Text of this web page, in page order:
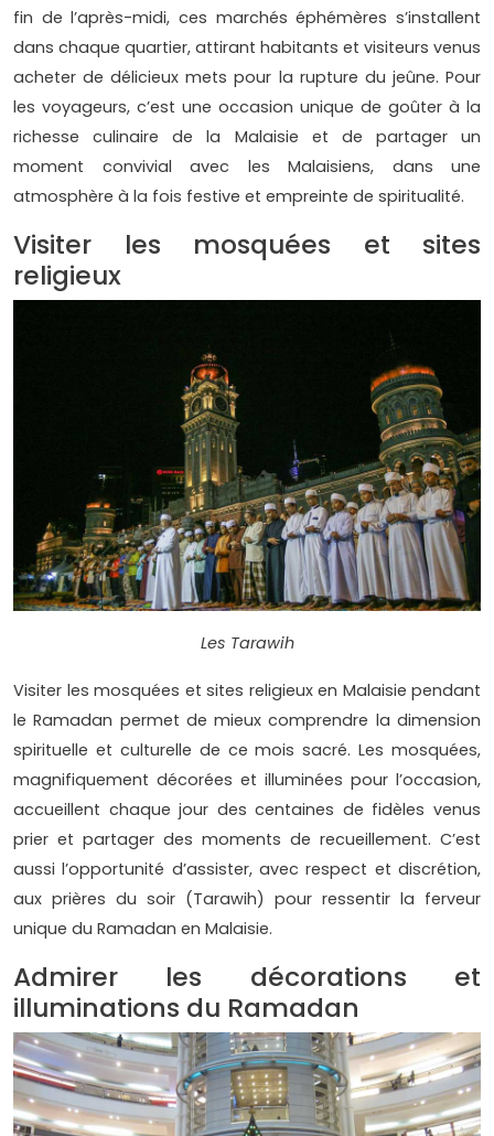
fin de l’après-midi, ces marchés éphémères s’installent
dans chaque quartier, attirant habitants et visiteurs venus
acheter de délicieux mets pour la rupture du jeûne. Pour
les voyageurs, c’est une occasion unique de goûter à la
richesse culinaire de la Malaisie et de partager un
moment convivial avec les Malaisiens, dans une
atmosphère à la fois festive et empreinte de spiritualité.
Visiter les mosquées et sites
religieux
Les Tarawih
Visiter les mosquées et sites religieux en Malaisie pendant
le Ramadan permet de mieux comprendre la dimension
spirituelle et culturelle de ce mois sacré. Les mosquées,
magnifiquement décorées et illuminées pour l’occasion,
accueillent chaque jour des centaines de fidèles venus
prier et partager des moments de recueillement. C’est
aussi l’opportunité d’assister, avec respect et discrétion,
aux prières du soir (Tarawih) pour ressentir la ferveur
unique du Ramadan en Malaisie.
Admirer les décorations et
illuminations du Ramadan